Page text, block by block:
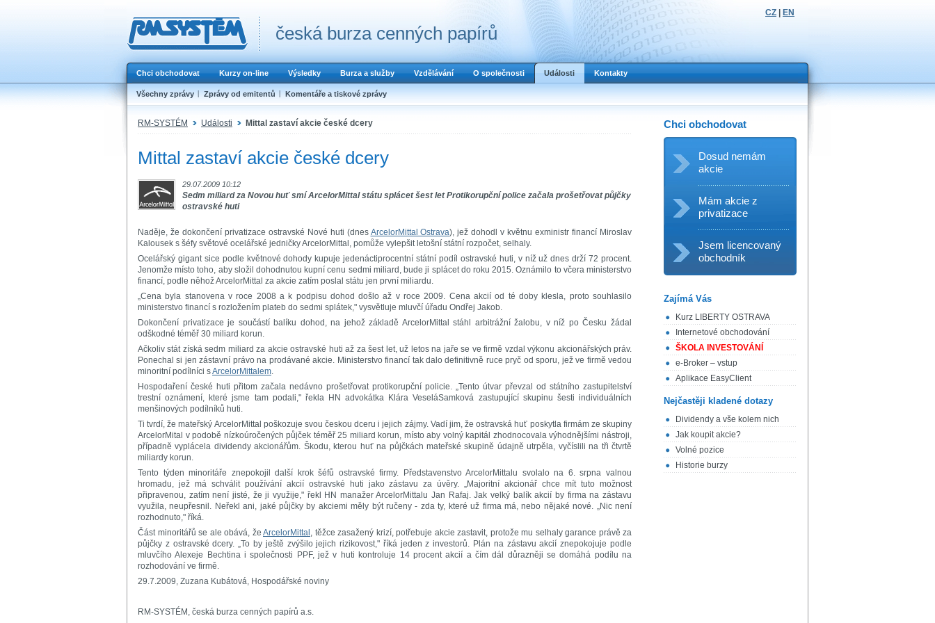
česká burza cenných papírů
CZ EN
Chci obchodovat Kurzy on-line Výsledky Burza a služby Vzdělávání O společnosti Události Kontakty
Všechny zprávy Zprávy od emitentů Komentáře a tiskové zprávy
RM-SYSTÉM Události Mittal zastaví akcie české dcery
Mittal zastaví akcie české dcery
29.07.2009 10:12
Sedm miliard za Novou huť smí ArcelorMittal státu splácet šest let Protikorupční police začala prošetřovat půjčky
ostravské huti
Naděje, že dokončení privatizace ostravské Nové huti (dnes ArcelorMittal Ostrava), jež dohodl v květnu exministr financí Miroslav
Kalousek s šéfy světové ocelářské jedničky ArcelorMittal, pomůže vylepšit letošní státní rozpočet, selhaly.
Ocelářský gigant sice podle květnové dohody kupuje jedenáctiprocentní státní podíl ostravské huti, v níž už dnes drží 72 procent.
Jenomže místo toho, aby složil dohodnutou kupní cenu sedmi miliard, bude ji splácet do roku 2015. Oznámilo to včera ministerstvo
financí, podle něhož ArcelorMittal za akcie zatím poslal státu jen první miliardu.
„Cena byla stanovena v roce 2008 a k podpisu dohod došlo až v roce 2009. Cena akcií od té doby klesla, proto souhlasilo
ministerstvo financí s rozložením plateb do sedmi splátek," vysvětluje mluvčí úřadu Ondřej Jakob.
Dokončení privatizace je součástí balíku dohod, na jehož základě ArcelorMittal stáhl arbitrážní žalobu, v níž po Česku žádal
odškodné téměř 30 miliard korun.
Ačkoliv stát získá sedm miliard za akcie ostravské huti až za šest let, už letos na jaře se ve firmě vzdal výkonu akcionářských práv.
Ponechal si jen zástavní právo na prodávané akcie. Ministerstvo financí tak dalo definitivně ruce pryč od sporu, jež ve firmě vedou
minoritní podílníci sArcelorMittalem
Hospodaření české huti přitom začala nedávno prošetřovat protikorupční policie. „Tento útvar převzal od státního zastupitelství
trestní oznámení, které jsme tam podali," řekla HN advokátka Klára VeseláSamková zastupující skupinu šesti individuálních
menšinových podílníků huti.
Ti tvrdí, že mateřský ArcelorMittal poškozuje svou českou dceru i jejich zájmy. Vadí jim, že ostravská huť poskytla firmám ze skupiny
ArcelorMital v podobě nízkoúročených půjček téměř 25 miliard korun, místo aby volný kapitál zhodnocovala výhodnějšími nástroji,
případně vyplácela dividendy akcionářům. Škodu, kterou huť na půjčkách mateřské skupině údajně utrpěla, vyčíslili na tři čtvrtě
miliardy korun.
Tento týden minoritáře znepokojil další krok šéfů ostravské firmy. Představenstvo ArcelorMittalu svolalo na 6. srpna valnou
hromadu, jež má schválit používání akcií ostravské huti jako zástavu za úvěry. „Majoritní akcionář chce mít tuto možnost
připravenou, zatím není jisté, že ji využije," řekl HN manažer ArcelorMittalu Jan Rafaj. Jak velký balík akcií by firma na zástavu
využila, neupřesnil. Neřekl ani, jaké půjčky by akciemi měly být ručeny - zda ty, které už firma má, nebo nějaké nové. „Nic není
rozhodnuto," říká.
Část minoritářů se ale obává, že ArcelorMittal , těžce zasažený krizí, potřebuje akcie zastavit, protože mu selhaly garance právě za
půjčky z ostravské dcery. „To by ještě zvýšilo jejich rizikovost," říká jeden z investorů. Plán na zástavu akcií znepokojuje podle
mluvčího Alexeje Bechtina i společnosti PPF, jež v huti kontroluje 14 procent akcií a čím dál důrazněji se domáhá podílu na
rozhodování ve firmě.
29.7.2009, Zuzana Kubátová, Hospodářské noviny
RM-SYSTÉM, česká burza cenných papírů a.s.
Chci obchodovat
Dosud nemám
akcie
Mám akcie z
privatizace
Jsem licencovaný
obchodník
Zajímá Vás
Kurz LIBERTY OSTRAVA
Internetové obchodování
ŠKOLA INVESTOVÁNÍ
e-Broker – vstup
Aplikace EasyClient
Nejčastěji kladené dotazy
Dividendy a vše kolem nich
Jak koupit akcie?
Volné pozice
Historie burzy